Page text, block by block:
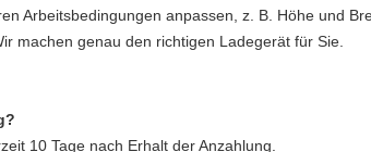
Arbeitsbedingungen anpassen, z. B. Höhe und
machen genau den richtigen Ladegerät für Sie.
10 Tage nach Erhalt der Anzahlung.